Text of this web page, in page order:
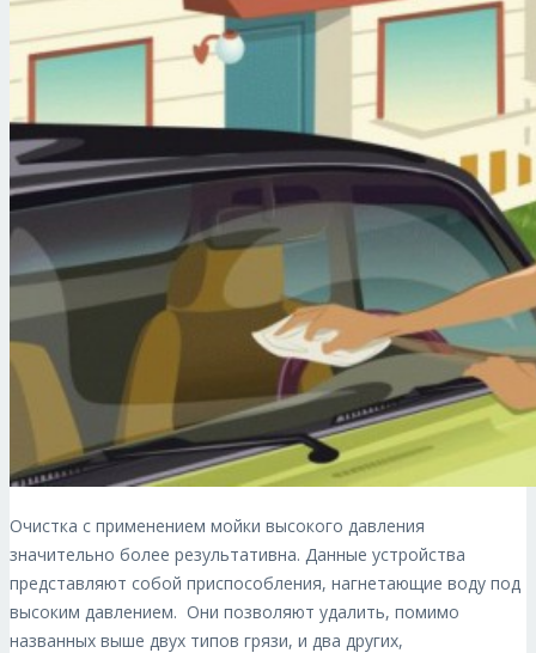
Очистка с применением мойки высокого давления
значительно более результативна. Данные устройства
представляют собой приспособления, нагнетающие воду под
высоким давлением. Они позволяют удалить, помимо
названных выше двух типов грязи, и два других,